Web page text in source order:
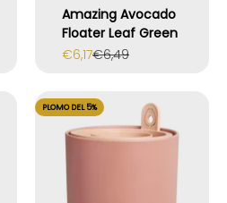
Amazing Avocado
Floater Leaf Green
Prezzo scontato
€6,17Prezzo
€6,49
PLOMO DEL 5%